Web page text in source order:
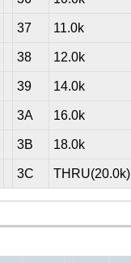
37 11.0k
38 12.0k
39 14.0k
3A 16.0k
3B 18.0k
3C THRU(20.0k)